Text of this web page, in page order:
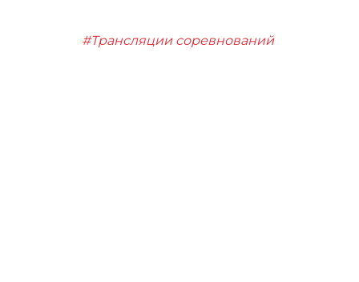
#Трансляции соревнований